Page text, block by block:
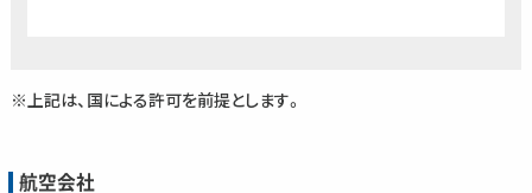
※上記は、国による許可を前提とします。
航空会社